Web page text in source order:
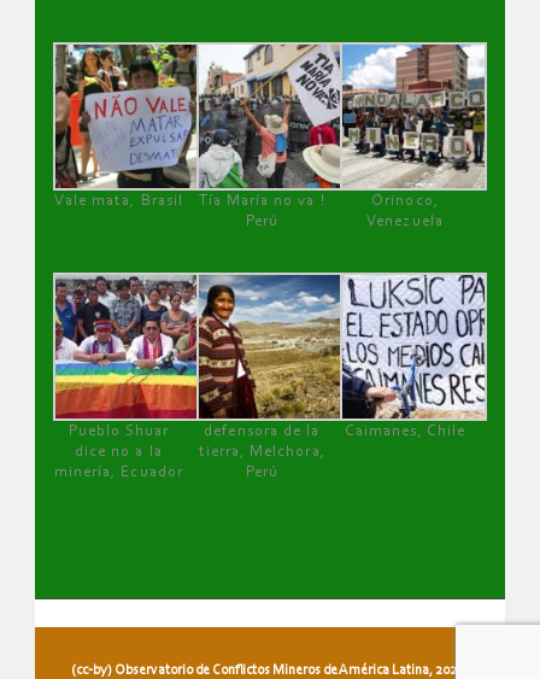
Vale mata, Brasil
Tía María no va !
Perú
Orinoco,
Venezuela
Pueblo Shuar
dice no a la
minería, Ecuador
defensora de la
tierra, Melchora,
Perú
Caimanes, Chile
(cc-by) Observatorio de Conflictos Mineros de América Latina, 2026